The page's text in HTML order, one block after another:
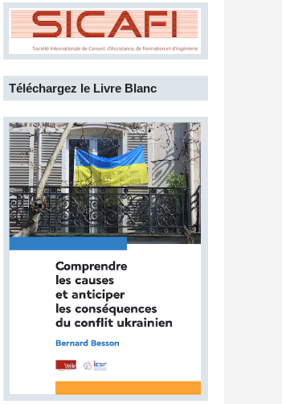
Téléchargez le Livre Blanc